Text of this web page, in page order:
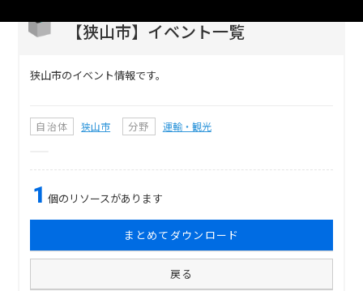
【狭山市】イベント一覧
狭山市のイベント情報です。
自治体 狭山市 分野 運輸・観光
1 個のリソースがあります
まとめてダウンロード
戻る